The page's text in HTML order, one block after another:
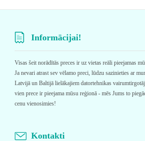
Informācijai!
Visas šeit norādītās preces ir uz vietas reāli pieejamas
Ja nevari atrast sev vēlamo preci, lūdzu sazinieties ar
Latvijā un Baltijā lielākajiem datortehnikas
vien prece ir pieejama mūsu reģionā - mēs Jums to
cenu vienosimies!
Kontakti